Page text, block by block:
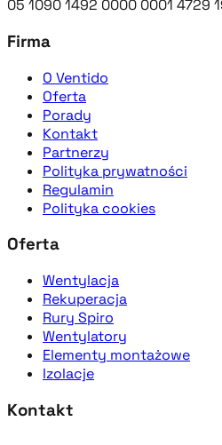
05 1090 1492 0000 0001 4729
Firma
O Ventido
Oferta
Porady
Kontakt
Partnerzy
Polityka prywatności
Regulamin
Polityka cookies
Oferta
Wentylacja
Rekuperacja
Rury Spiro
Wentylatory
Elementy montażowe
Izolacje
Kontakt